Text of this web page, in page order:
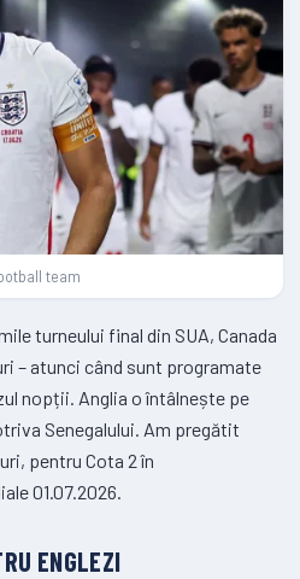
team
turneului final din SUA, Canada
– atunci când sunt programate
nopții. Anglia o întâlnește pe
Senegalului. Am pregătit
pentru Cota 2 în
01.07.2026.
ENGLEZI